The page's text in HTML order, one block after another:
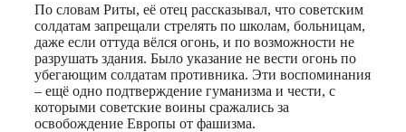
По словам Риты, её отец рассказывал, что советским
солдатам запрещали стрелять по школам, больницам,
даже если оттуда вёлся огонь, и по возможности не
разрушать здания. Было указание не вести огонь по
убегающим солдатам противника. Эти воспоминания
– ещё одно подтверждение гуманизма и чести, с
которыми советские воины сражались за
освобождение Европы от фашизма.